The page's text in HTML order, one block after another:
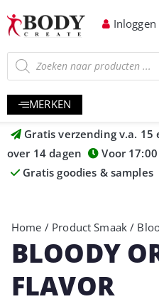
Inloggen
MERKEN
Gratis verzending v.a. 15
over 14 dagen
Voor
Gratis goodies & samples
Home / Product Smaak /
BLOODY
FLAVOR